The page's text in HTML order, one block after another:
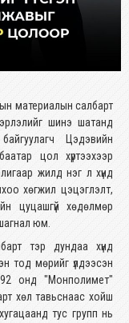
материалын салбарт
шинэ шатанд
Цэдэвийн
цол хүртээхээр
жилд нэг л хүнд
хөгжил цэцэглэлт,
цуцашгүй хөдөлмөр
юм.
тэр дундаа хүнд
тод мөрийг үлдээсэн
онд "Монполимет"
хөл тавьснаас хойш
тус групп нь